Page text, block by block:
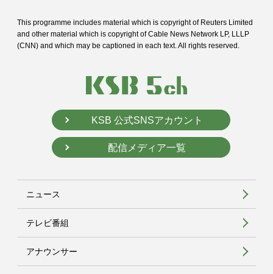
This programme includes material which is copyright of Reuters Limited
and other material which is copyright of Cable News Network LP, LLLP
(CNN) and which may be captioned in each text. All rights reserved.
KSB 公式SNSアカウント
配信メディア一覧
ニュース
テレビ番組
アナウンサー